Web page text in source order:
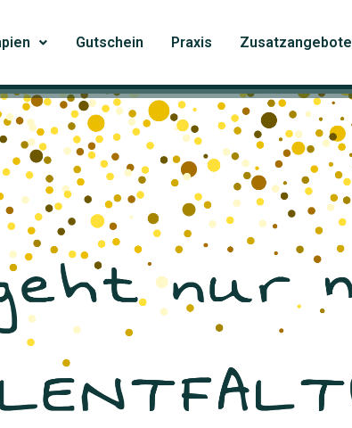
Gutschein Praxis Zusatzangebote